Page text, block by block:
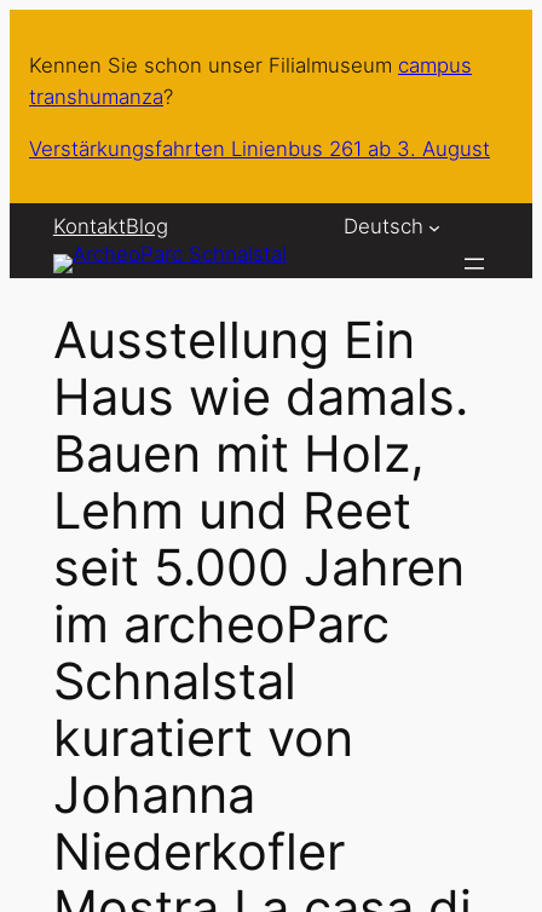
Inhalt
springen
Kennen Sie schon unser Filialmuseum campus
transhumanza?
Verstärkungsfahrten Linienbus 261 ab 3. August
KontaktBlog Deutsch
Ausstellung Ein
Haus wie damals.
Bauen mit Holz,
Lehm und Reet
seit 5.000 Jahren
im archeoParc
Schnalstal
kuratiert von
Johanna
Niederkofler